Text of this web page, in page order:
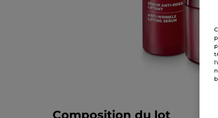
Composition du lot